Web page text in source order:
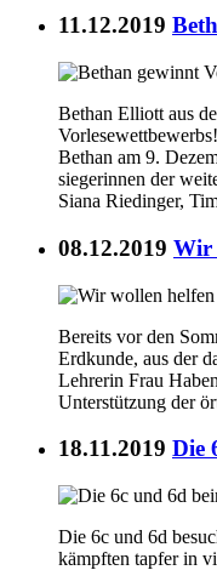
11.12.2019
Bethan Elliott aus
Bethan am 9.
siegerinnen der
Siana Riedinger,
08.12.2019 Wir
Bereits vor den
Erdkunde, aus der
Lehrerin Frau
Unterstützung der
18.11.2019 Die
Die 6c und 6d
kämpften tapfer in